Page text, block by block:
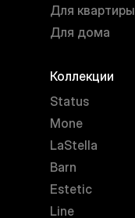
Коллекции
Status
Mone
LaStella
Barn
Estetic
Line
Для квартиры
Для дома